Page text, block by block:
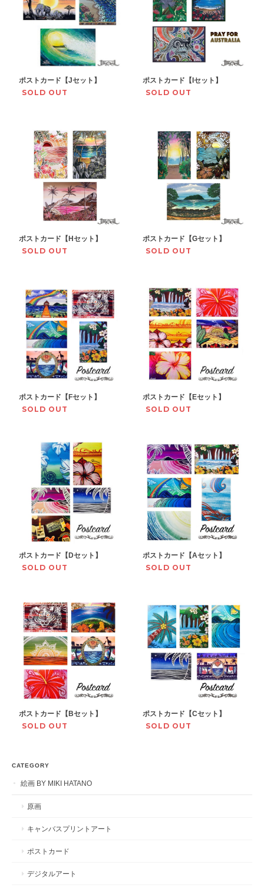
ポストカード【Jセット】
SOLD OUT
ポストカード【Iセット】
SOLD OUT
ポストカード【Hセット】
SOLD OUT
ポストカード【Gセット】
SOLD OUT
ポストカード【Fセット】
SOLD OUT
ポストカード【Eセット】
SOLD OUT
ポストカード【Dセット】
SOLD OUT
ポストカード【Aセット】
SOLD OUT
ポストカード【Bセット】
SOLD OUT
ポストカード【Cセット】
SOLD OUT
CATEGORY
絵画 BY MIKI HATANO
原画
キャンバスプリントアート
ポストカード
デジタルアート